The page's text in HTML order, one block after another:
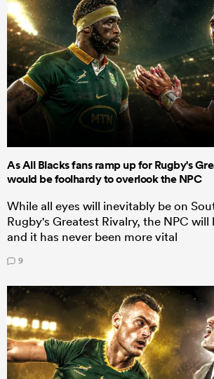
As All Blacks fans ramp up for Rugby's
would be foolhardy to overlook the NPC
While all eyes will inevitably be on
Rugby's Greatest Rivalry, the NPC
and it has never been more vital
9